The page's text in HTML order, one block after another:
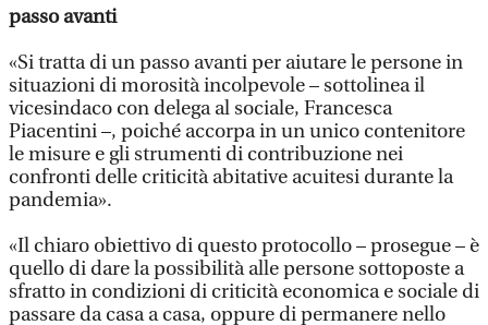
passo avanti
«Si tratta di un passo avanti per aiutare le persone in
situazioni di morosità incolpevole – sottolinea il
vicesindaco con delega al sociale, Francesca
Piacentini –, poiché accorpa in un unico contenitore
le misure e gli strumenti di contribuzione nei
confronti delle criticità abitative acuitesi durante la
pandemia».
«Il chiaro obiettivo di questo protocollo – prosegue – è
quello di dare la possibilità alle persone sottoposte a
sfratto in condizioni di criticità economica e sociale di
passare da casa a casa, oppure di permanere nello